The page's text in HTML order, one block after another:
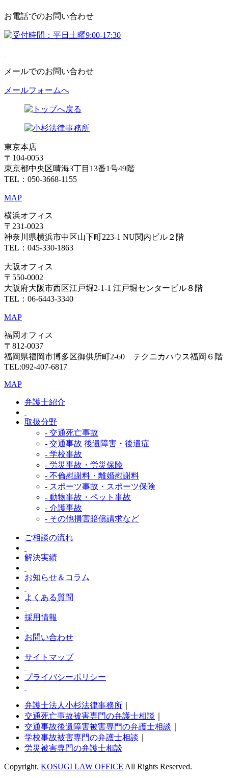
お電話でのお問い合わせ
メールでのお問い合わせ
メールフォームへ
東京本店
〒104-0053
東京都中央区晴海3丁目13番1号49階
TEL：050-3668-1155
MAP
横浜オフィス
〒231-0023
神奈川県横浜市中区山下町223-1 NU関内ビル２階
TEL：045-330-1863
大阪オフィス
〒550-0002
大阪府大阪市西区江戸堀2-1-1 江戸堀センタービル８階
TEL：06-6443-3340
MAP
福岡オフィス
〒812-0037
福岡県福岡市博多区御供所町2-60 テクニカハウス福岡６階
TEL:092-407-6817
MAP
弁護士紹介
取扱分野
- 交通死亡事故
- 交通事故 後遺障害・後遺症
- 学校事故
- 労災事故・労災保険
- 不倫慰謝料・離婚慰謝料
- スポーツ事故・スポーツ保険
- 動物事故・ペット事故
- 介護事故
- その他損害賠償請求など
ご相談の流れ
解決実績
お知らせ＆コラム
よくある質問
採用情報
お問い合わせ
サイトマップ
プライバシーポリシー
弁護士法人小杉法律事務所
交通死亡事故被害専門の弁護士相談
交通事故後遺障害被害専門の弁護士相談
学校事故被害専門の弁護士相談
労災被害専門の弁護士相談
Copyright. KOSUGI LAW OFFICE All Rights Reserved.